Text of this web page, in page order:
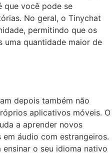
que você pode se
No geral, o Tinychat
permitindo que os
uma quantidade maior de
depois também não
aplicativos móveis. O
a aprender novos
áudio com estrangeiros.
o seu idioma nativo